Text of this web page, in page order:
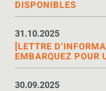
DISPONIBLES
[LETTRE
EMBARQUEZ POUR
31.10.2025
30.09.2025